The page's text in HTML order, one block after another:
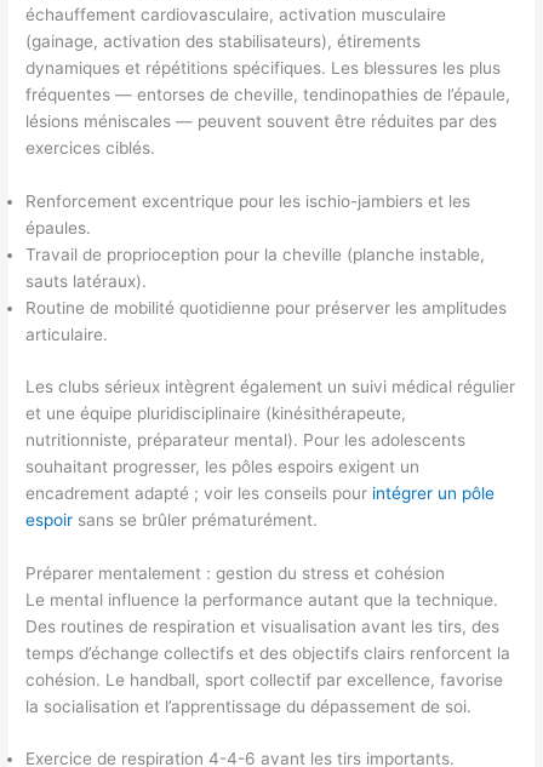
échauffement cardiovasculaire, activation musculaire
(gainage, activation des stabilisateurs), étirements
dynamiques et répétitions spécifiques. Les blessures les plus
fréquentes — entorses de cheville, tendinopathies de l’épaule,
lésions méniscales — peuvent souvent être réduites par des
exercices ciblés.
Renforcement excentrique pour les ischio-jambiers et les
épaules.
Travail de proprioception pour la cheville (planche instable,
sauts latéraux).
Routine de mobilité quotidienne pour préserver les amplitudes
articulaire.
Les clubs sérieux intègrent également un suivi médical régulier
et une équipe pluridisciplinaire (kinésithérapeute,
nutritionniste, préparateur mental). Pour les adolescents
souhaitant progresser, les pôles espoirs exigent un
encadrement adapté ; voir les conseils pour intégrer un pôle
espoir sans se brûler prématurément.
Préparer mentalement : gestion du stress et cohésion
Le mental influence la performance autant que la technique.
Des routines de respiration et visualisation avant les tirs, des
temps d’échange collectifs et des objectifs clairs renforcent la
cohésion. Le handball, sport collectif par excellence, favorise
la socialisation et l’apprentissage du dépassement de soi.
Exercice de respiration 4-4-6 avant les tirs importants.